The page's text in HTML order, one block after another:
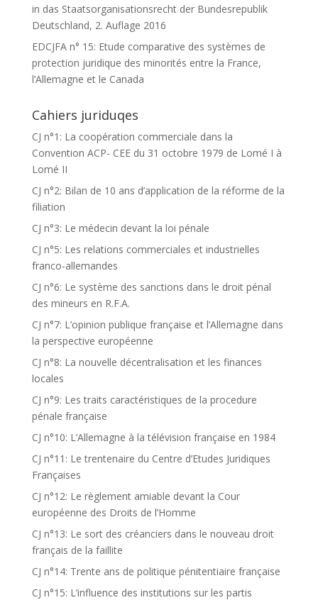
in das Staatsorganisationsrecht der Bundesrepublik
Deutschland, 2. Auflage 2016
EDCJFA n° 15: Etude comparative des systèmes de
protection juridique des minorités entre la France,
l’Allemagne et le Canada
Cahiers juriduqes
CJ n°1: La coopération commerciale dans la
Convention ACP- CEE du 31 octobre 1979 de Lomé I à
Lomé II
CJ n°2: Bilan de 10 ans d’application de la réforme de la
filiation
CJ n°3: Le médecin devant la loi pénale
CJ n°5: Les relations commerciales et industrielles
franco-allemandes
CJ n°6: Le système des sanctions dans le droit pénal
des mineurs en R.F.A.
CJ n°7: L’opinion publique française et l’Allemagne dans
la perspective européenne
CJ n°8: La nouvelle décentralisation et les finances
locales
CJ n°9: Les traits caractéristiques de la procedure
pénale française
CJ n°10: L’Allemagne à la télévision française en 1984
CJ n°11: Le trentenaire du Centre d’Etudes Juridiques
Françaises
CJ n°12: Le règlement amiable devant la Cour
européenne des Droits de l’Homme
CJ n°13: Le sort des créanciers dans le nouveau droit
français de la faillite
CJ n°14: Trente ans de politique pénitentiaire française
CJ n°15: L’influence des institutions sur les partis